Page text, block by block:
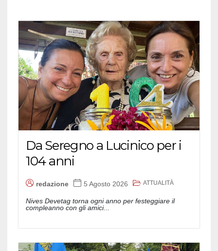
Da Seregno a Lucinico per i
104 anni
redazione 5 Agosto 2026 ATTUALITÀ
Nives Devetag torna ogni anno per festeggiare il
compleanno con gli amici...